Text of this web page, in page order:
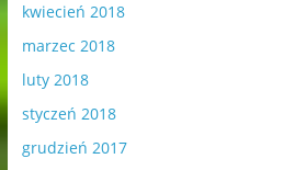
kwiecień 2018
marzec 2018
luty 2018
styczeń 2018
grudzień 2017